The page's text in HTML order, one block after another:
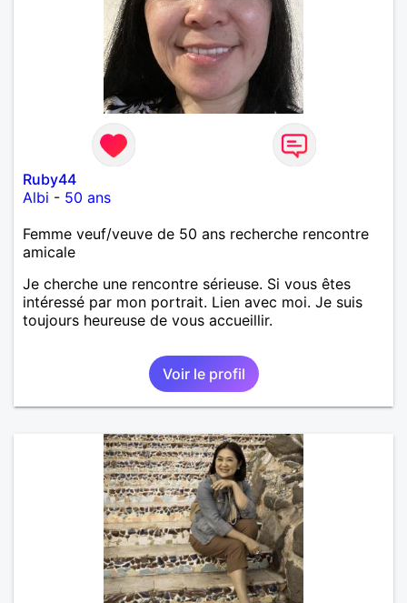
Ruby44
Albi - 50 ans
Femme veuf/veuve de 50 ans recherche rencontre
amicale
Je cherche une rencontre sérieuse. Si vous êtes
intéressé par mon portrait. Lien avec moi. Je suis
toujours heureuse de vous accueillir.
Voir le profil